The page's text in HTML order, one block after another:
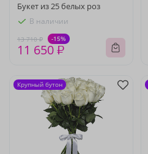
Букет из 25 белых роз
В наличии
13 710 ₽ -15%
11 650 ₽
Крупный бутон